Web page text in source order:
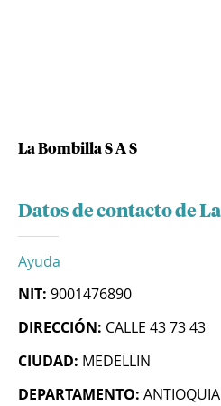
La Bombilla S A S
Datos de contacto de
Ayuda
NIT: 9001476890
DIRECCIÓN: CALLE 43 73 43
CIUDAD: MEDELLIN
DEPARTAMENTO: ANTIOQUIA